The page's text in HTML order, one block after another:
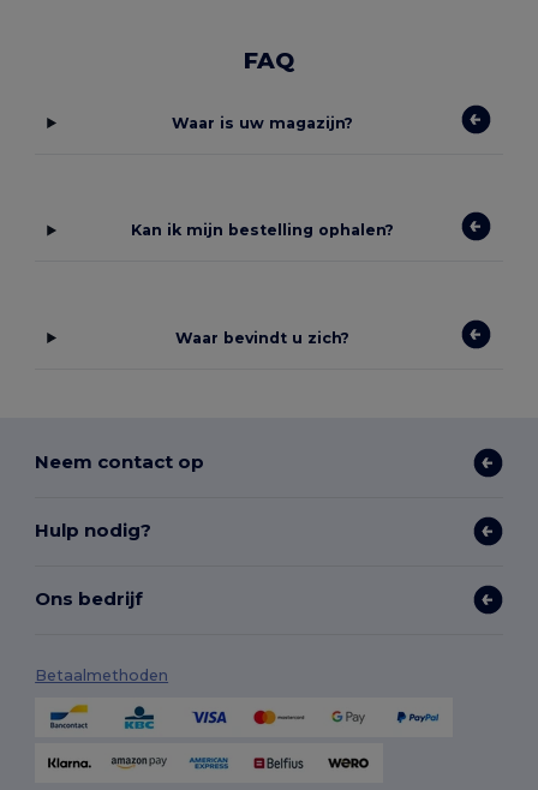
FAQ
Waar is uw magazijn?
Kan ik mijn bestelling ophalen?
Waar bevindt u zich?
Neem contact op
Hulp nodig?
Ons bedrijf
Betaalmethoden